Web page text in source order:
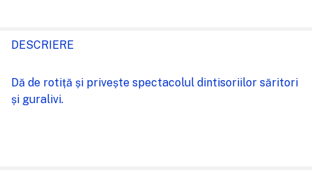
CUMPARATE
SELECTEAZĂ
DESCRIERE
Dă de rotiță și privește spectacolul dintisoriilor săritori
și guralivi.